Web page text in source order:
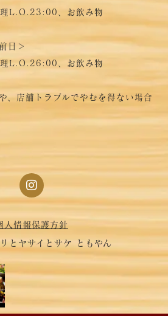
L.O.23:00、お飲み物
日＞
L.O.26:00、お飲み物
、店舗トラブルでやむを得ない場合
人情報保護方針
とヤサイとサケ ともやん